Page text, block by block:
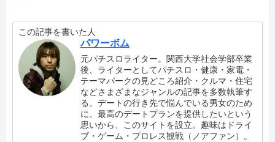
この記事を書いた人
パワーボム
元パチスロライター。関西大学社会学部卒業
後、ライターとしてパチスロ・健康・家電・
テーマパークの見どころ紹介・クルマ・住宅
などさまざまなジャンルの記事を多数執筆す
る。デートの行き先で悩んでいる男女のため
に、最高のデートプランを提供したいという
思いから、このサイトを設立。趣味はドライ
ブ・ゲーム・プロレス観戦（ノアファン）。